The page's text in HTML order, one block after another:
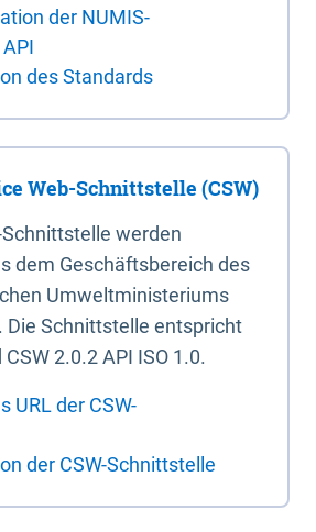
der NUMIS-
des Standards
Web-Schnittstelle (CSW)
Schnittstelle werden
dem Geschäftsbereich des
Umweltministeriums
Die Schnittstelle entspricht
2.0.2 API ISO 1.0.
URL der CSW-
der CSW-Schnittstelle